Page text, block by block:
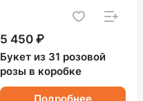
5 450 ₽
Букет из 31 розовой
розы в коробке